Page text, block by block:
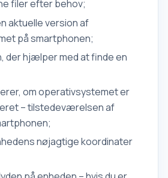
filer efter behov;
aktuelle version af
på smartphonen;
der hjælper med at finde en
om operativsystemet er
– tilstedeværelsen af
nøjagtige koordinater